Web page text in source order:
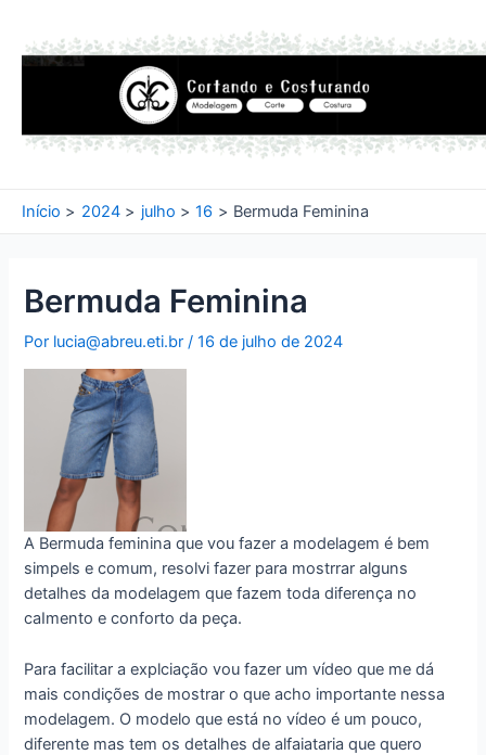
Início 2024 julho 16 Bermuda Feminina
Bermuda Feminina
Por lucia@abreu.eti.br/16 de julho de 2024
A Bermuda feminina que vou fazer a modelagem é bem
simpels e comum, resolvi fazer para mostrrar alguns
detalhes da modelagem que fazem toda diferença no
caImento e conforto da peça.
Para facilitar a explciação vou fazer um vídeo que me dá
mais condições de mostrar o que acho importante nessa
modelagem. O modelo que está no vídeo é um pouco,
diferente mas tem os detalhes de alfaiataria que quero